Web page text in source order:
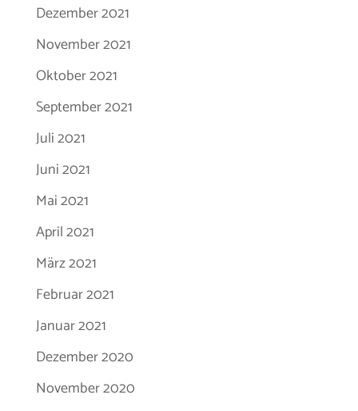
Dezember 2021
November 2021
Oktober 2021
September 2021
Juli 2021
Juni 2021
Mai 2021
April 2021
März 2021
Februar 2021
Januar 2021
Dezember 2020
November 2020